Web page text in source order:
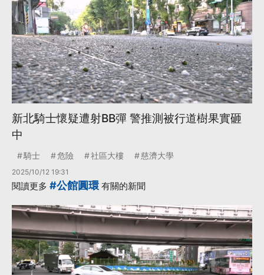
新北騎士懷疑遭射BB彈 警推測被行道樹果實砸
中
騎士 危險 社區大樓 慈濟大學
2025/10/12 19:31
閱讀更多 #公館圓環 有關的新聞